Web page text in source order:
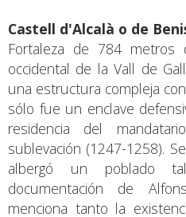
Castell d'Alcalà o de
Fortaleza de 784
occidental de la Vall de
una estructura compleja
sólo fue un enclave
residencia del
sublevación (1247-1258).
albergó un poblado
documentación de
menciona tanto la